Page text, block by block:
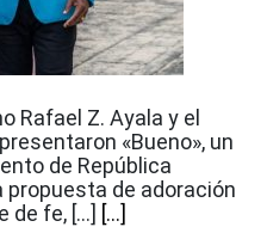
Rafael Z. Ayala y el
«Bueno», un
de República
propuesta de adoración
de fe, […] [...]